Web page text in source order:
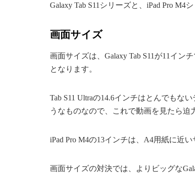
Galaxy Tab S11シリーズと、iPad Pro M4
画面サイズ
画面サイズは、Galaxy Tab S11が11イン
となります。
Tab S11 Ultraの14.6インチはとんでもな
うなものなので、これで動画を見たら迫
iPad Pro M4の13インチは、A4用紙に近
画面サイズの対決では、よりビッグな